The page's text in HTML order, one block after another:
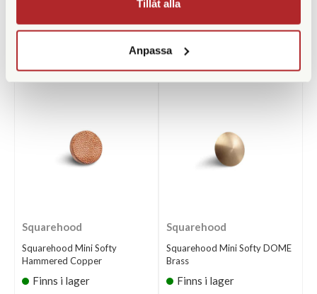
Tillåt alla
Anpassa
ANDRA KÖPTE ÄVEN
Squarehood
Squarehood Mini Softy
Hammered Copper
Finns i lager
Squarehood
Squarehood Mini Softy DOME
Brass
Finns i lager